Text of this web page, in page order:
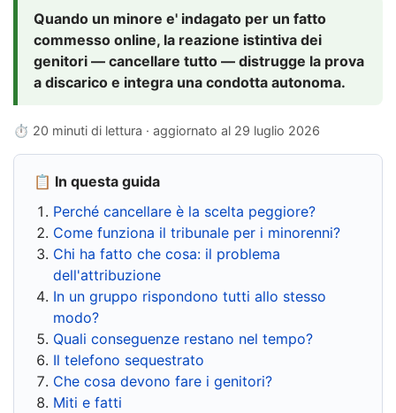
Quando un minore e' indagato per un fatto
commesso online, la reazione istintiva dei
genitori — cancellare tutto — distrugge la prova
a discarico e integra una condotta autonoma.
⏱ 20 minuti di lettura · aggiornato al 29 luglio 2026
📋 In questa guida
Perché cancellare è la scelta peggiore?
Come funziona il tribunale per i minorenni?
Chi ha fatto che cosa: il problema
dell'attribuzione
In un gruppo rispondono tutti allo stesso
modo?
Quali conseguenze restano nel tempo?
Il telefono sequestrato
Che cosa devono fare i genitori?
Miti e fatti